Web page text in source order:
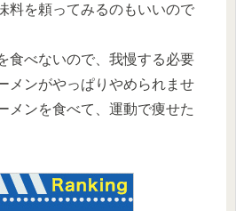
料を頼ってみるのもいいので
食べないので、我慢する必要
メンがやっぱりやめられませ
メンを食べて、運動で痩せた